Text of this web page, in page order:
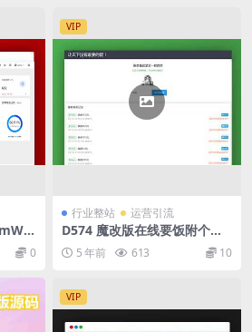
墙 0
VIP
行业整站 运营引流
D574 魔改版在线要饭附个人
免签支付源码
5 年前 613 10
VIP